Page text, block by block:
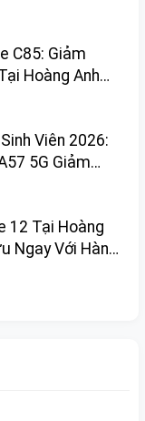
C85: Giảm
Hoàng Anh
Viên 2026:
5G Giảm
12 Tại Hoàng
Ngay Với Hàng